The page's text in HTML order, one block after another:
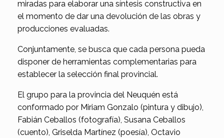
miradas para elaborar una síntesis constructiva en
el momento de dar una devolución de las obras y
producciones evaluadas.
Conjuntamente, se busca que cada persona pueda
disponer de herramientas complementarias para
establecer la selección final provincial.
El grupo para la provincia del Neuquén está
conformado por Miriam Gonzalo (pintura y dibujo),
Fabián Ceballos (fotografía), Susana Ceballos
(cuento), Griselda Martínez (poesía), Octavio